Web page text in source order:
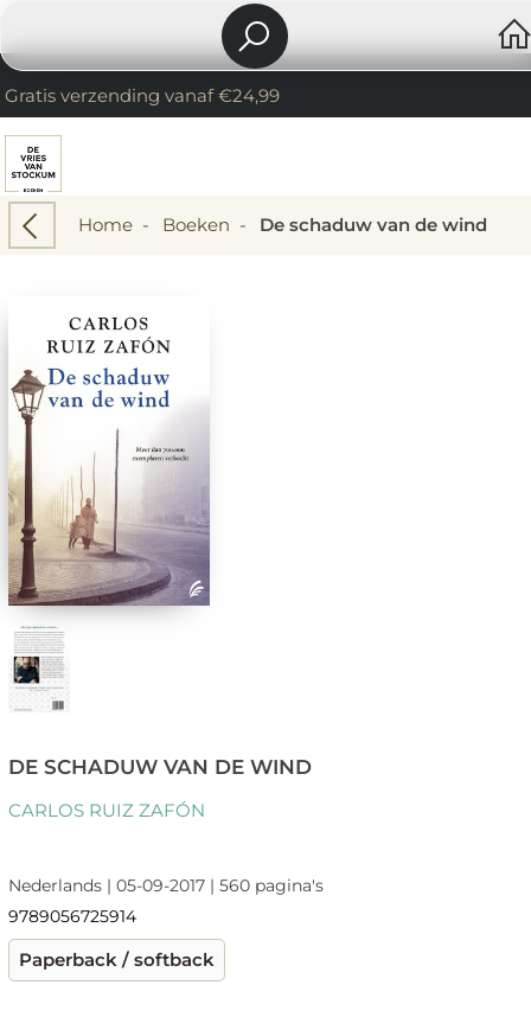
Gratis verzending vanaf €24,99
Home- Boeken - De schaduw van de wind
DE SCHADUW VAN DE WIND
CARLOS RUIZ ZAFÓN
Nederlands | 05-09-2017 | 560 pagina's
9789056725914
Paperback / softback